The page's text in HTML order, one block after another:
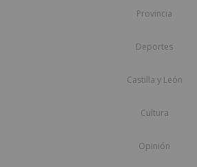
Provincia
Deportes
Castilla y León
Cultura
Opinión